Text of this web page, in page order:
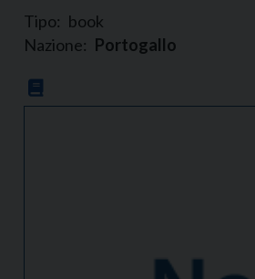
Tipo: book
Nazione: Portogallo